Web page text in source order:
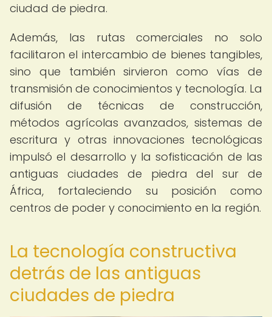
ciudad de piedra.
Además, las rutas comerciales no solo
facilitaron el intercambio de bienes tangibles,
sino que también sirvieron como vías de
transmisión de conocimientos y tecnología. La
difusión de técnicas de construcción,
métodos agrícolas avanzados, sistemas de
escritura y otras innovaciones tecnológicas
impulsó el desarrollo y la sofisticación de las
antiguas ciudades de piedra del sur de
África, fortaleciendo su posición como
centros de poder y conocimiento en la región.
La tecnología constructiva
detrás de las antiguas
ciudades de piedra